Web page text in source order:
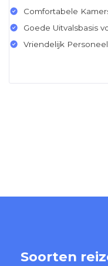
Comfortabele
Goede Uitvalsbasis
Vriendelijk Personeel
Soorten